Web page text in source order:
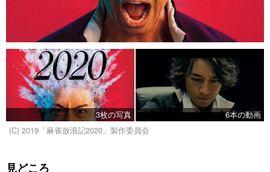
3枚の写真
6本の動画
(C) 2019「麻雀放浪記2020」製作委員会
見どころ